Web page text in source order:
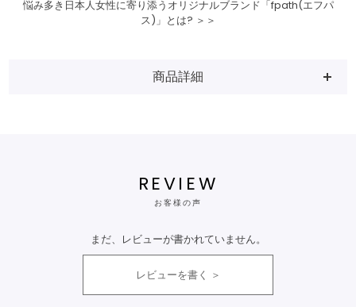
悩み多き日本人女性に寄り添うオリジナルブランド「fpath(エフパ
ス)」とは? ＞＞
商品詳細
REVIEW
お客様の声
まだ、レビューが書かれていません。
レビューを書く